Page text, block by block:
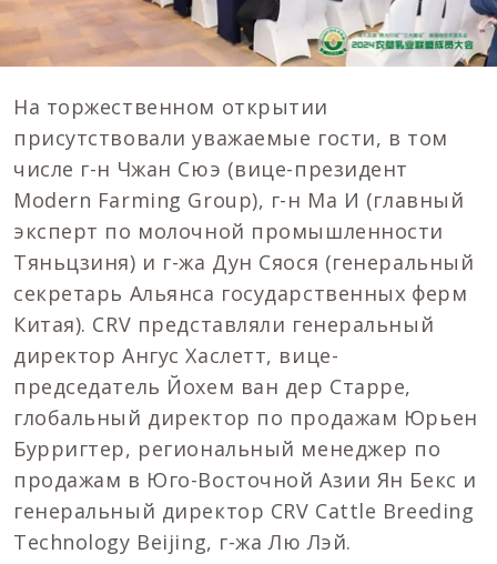
На торжественном открытии
присутствовали уважаемые гости, в том
числе г-н Чжан Сюэ (вице-президент
Modern Farming Group), г-н Ма И (главный
эксперт по молочной промышленности
Тяньцзиня) и г-жа Дун Сяося (генеральный
секретарь Альянса государственных ферм
Китая). CRV представляли генеральный
директор Ангус Хаслетт, вице-
председатель Йохем ван дер Старре,
глобальный директор по продажам Юрьен
Бурригтер, региональный менеджер по
продажам в Юго-Восточной Азии Ян Бекс и
генеральный директор CRV Cattle Breeding
Technology Beijing, г-жа Лю Лэй.